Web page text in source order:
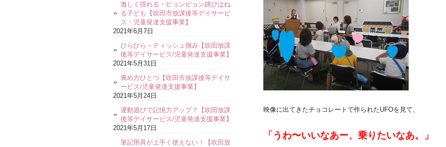
映像に出てきたチョコレートで作られたUFOを見て、
「うわ〜いいなあー、乗りたいなあ。」
激しく揺れる・ピョンピョン跳びはね
る子ども【吹田市放課後等デイサービ
ス・児童発達支援事業】
2021年6月7日
ひらひら～ティッシュ掴み【吹田放課
後等デイサービス/児童発達支援事業】
2021年5月31日
褒め方ひとつ【吹田市放課後等デイサ
ービス/児童発達支援事業】
2021年5月24日
運動遊びで記憶力アップ？【吹田放課
後等デイサービス/児童発達支援事業】
2021年5月17日
筆記用具が上手く使えない！【吹田放